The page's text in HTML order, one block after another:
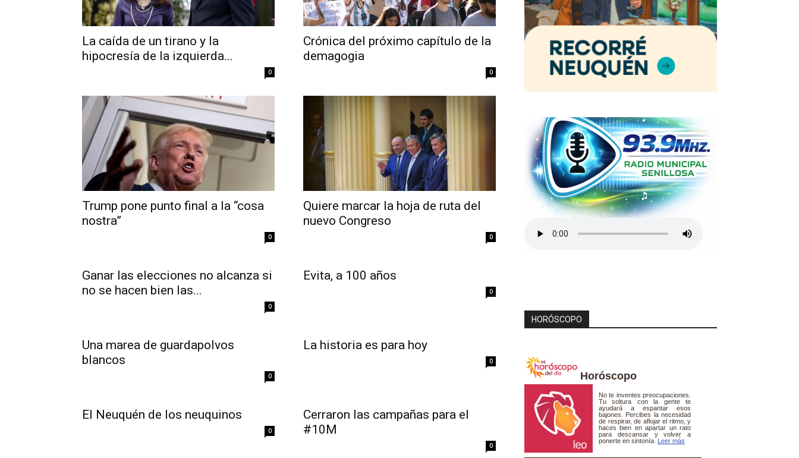
La caída de un tirano y la
hipocresía de la izquierda...
0
Crónica del próximo capítulo de la
demagogia
0
Trump pone punto final a la “cosa
nostra”
0
Quiere marcar la hoja de ruta del
nuevo Congreso
0
Ganar las elecciones no alcanza si
no se hacen bien las...
0
Evita, a 100 años
0
Una marea de guardapolvos
blancos
0
La historia es para hoy
0
El Neuquén de los neuquinos
0
Cerraron las campañas para el
#10M
0
HORÓSCOPO
Horóscopo